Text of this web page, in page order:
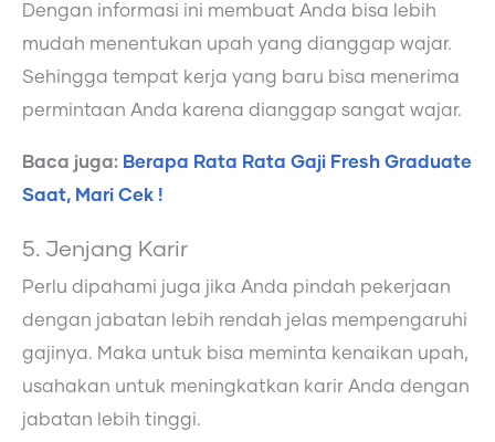
Dengan informasi ini membuat Anda bisa lebih
mudah menentukan upah yang dianggap wajar.
Sehingga tempat kerja yang baru bisa menerima
permintaan Anda karena dianggap sangat wajar.
Baca juga: Berapa Rata Rata Gaji Fresh Graduate
Saat, Mari Cek !
5. Jenjang Karir
Perlu dipahami juga jika Anda pindah pekerjaan
dengan jabatan lebih rendah jelas mempengaruhi
gajinya. Maka untuk bisa meminta kenaikan upah,
usahakan untuk meningkatkan karir Anda dengan
jabatan lebih tinggi.